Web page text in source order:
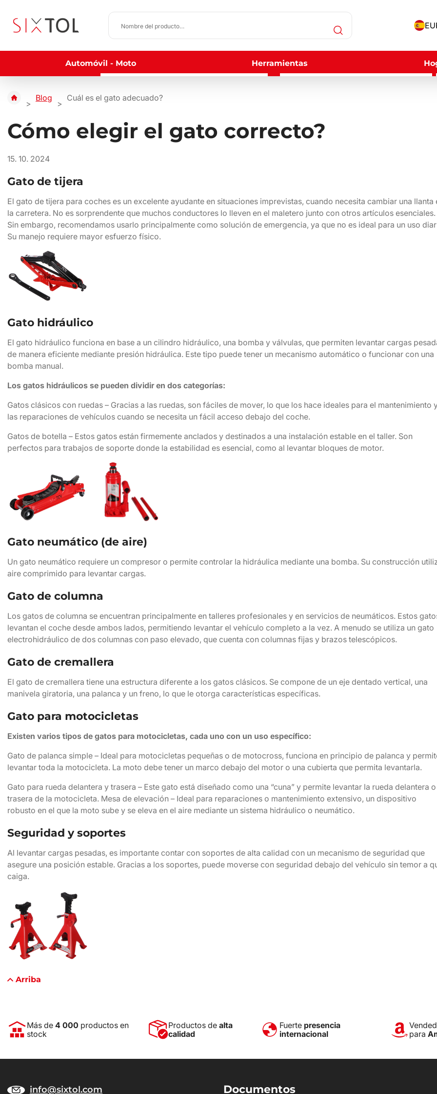
Automóvil - Moto Herramientas
Blog Cuál es el gato adecuado?
Cómo elegir el gato correcto?
15. 10. 2024
Gato de tijera
El gato de tijera para coches es un excelente ayudante en situaciones imprevistas, cuando necesita cambiar una llanta
la carretera. No es sorprendente que muchos conductores lo lleven en el maletero junto con otros artículos esenciales.
Sin embargo, recomendamos usarlo principalmente como solución de emergencia, ya que no es ideal para un uso
Su manejo requiere mayor esfuerzo físico.
Gato hidráulico
El gato hidráulico funciona en base a un cilindro hidráulico, una bomba y válvulas, que permiten levantar cargas
de manera eficiente mediante presión hidráulica. Este tipo puede tener un mecanismo automático o funcionar con una
bomba manual.
Los gatos hidráulicos se pueden dividir en dos categorías:
Gatos clásicos con ruedas – Gracias a las ruedas, son fáciles de mover, lo que los hace ideales para el mantenimiento
las reparaciones de vehículos cuando se necesita un fácil acceso debajo del coche.
Gatos de botella – Estos gatos están firmemente anclados y destinados a una instalación estable en el taller. Son
perfectos para trabajos de soporte donde la estabilidad es esencial, como al levantar bloques de motor.
Gato neumático (de aire)
Un gato neumático requiere un compresor o permite controlar la hidráulica mediante una bomba. Su construcción
aire comprimido para levantar cargas.
Gato de columna
Los gatos de columna se encuentran principalmente en talleres profesionales y en servicios de neumáticos. Estos
levantan el coche desde ambos lados, permitiendo levantar el vehículo completo a la vez. A menudo se utiliza un gato
electrohidráulico de dos columnas con paso elevado, que cuenta con columnas fijas y brazos telescópicos.
Gato de cremallera
El gato de cremallera tiene una estructura diferente a los gatos clásicos. Se compone de un eje dentado vertical, una
manivela giratoria, una palanca y un freno, lo que le otorga características específicas.
Gato para motocicletas
Existen varios tipos de gatos para motocicletas, cada uno con un uso específico:
Gato de palanca simple – Ideal para motocicletas pequeñas o de motocross, funciona en principio de palanca y
levantar toda la motocicleta. La moto debe tener un marco debajo del motor o una cubierta que permita levantarla.
Gato para rueda delantera y trasera – Este gato está diseñado como una “cuna” y permite levantar la rueda delantera o
trasera de la motocicleta. Mesa de elevación – Ideal para reparaciones o mantenimiento extensivo, un dispositivo
robusto en el que la moto sube y se eleva en el aire mediante un sistema hidráulico o neumático.
Seguridad y soportes
Al levantar cargas pesadas, es importante contar con soportes de alta calidad con un mecanismo de seguridad que
asegure una posición estable. Gracias a los soportes, puede moverse con seguridad debajo del vehículo sin temor a
caiga.
Arriba
Más de 4 000 productos en
stock
Productos dealta
calidad
Fuerte presencia
internacional
para
info@sixtol.com Documentos